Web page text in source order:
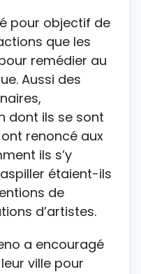
pour objectif de
que les
remédier au
Aussi des
dont ils se sont
renoncé aux
ils s’y
étaient-ils
de
d’artistes.
a encouragé
ville pour